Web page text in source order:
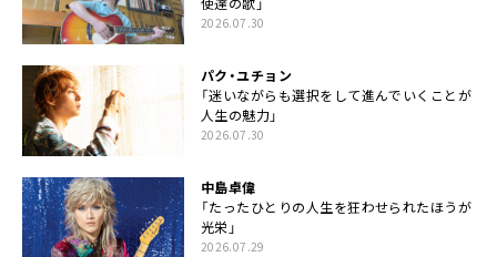
2026.07.30
パク・ユチョン
「迷いながらも選択をして進んでいくことが
人生の魅力」
2026.07.30
中島卓偉
「たったひとりの人生を狂わせられたほうが
光栄」
2026.07.29